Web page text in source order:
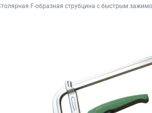
F-образная струбцина c быстрым